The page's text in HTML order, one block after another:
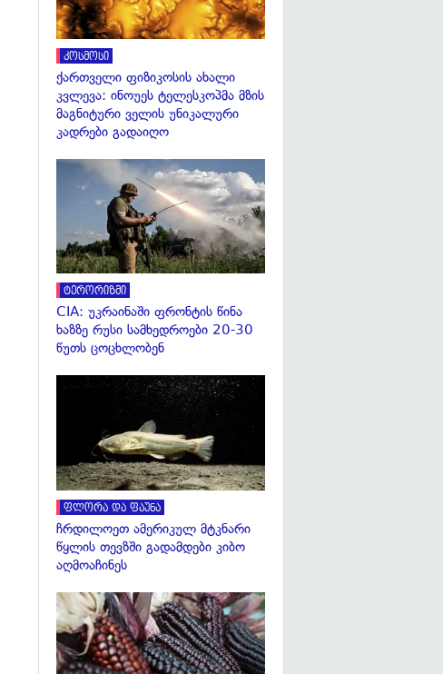
კოსმოსი
ქართველი ფიზიკოსის ახალი
კვლევა: ინოუეს ტელესკოპმა მზის
მაგნიტური ველის უნიკალური
კადრები გადაიღო
ტერორიზმი
CIA: უკრაინაში ფრონტის წინა
ხაზზე რუსი სამხედროები 20-30
წუთს ცოცხლობენ
ფლორა და ფაუნა
ჩრდილოეთ ამერიკულ მტკნარი
წყლის თევზში გადამდები კიბო
აღმოაჩინეს